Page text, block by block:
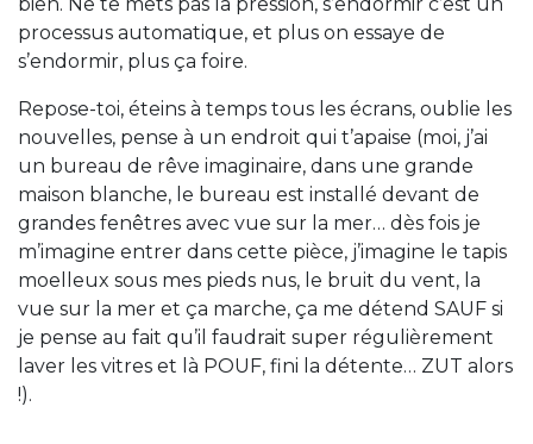
bien. Ne te mets pas la pression, s’endormir c’est un
processus automatique, et plus on essaye de
s’endormir, plus ça foire.
Repose-toi, éteins à temps tous les écrans, oublie les
nouvelles, pense à un endroit qui t’apaise (moi, j’ai
un bureau de rêve imaginaire, dans une grande
maison blanche, le bureau est installé devant de
grandes fenêtres avec vue sur la mer… dès fois je
m’imagine entrer dans cette pièce, j’imagine le tapis
moelleux sous mes pieds nus, le bruit du vent, la
vue sur la mer et ça marche, ça me détend SAUF si
je pense au fait qu’il faudrait super régulièrement
laver les vitres et là POUF, fini la détente… ZUT alors
!).